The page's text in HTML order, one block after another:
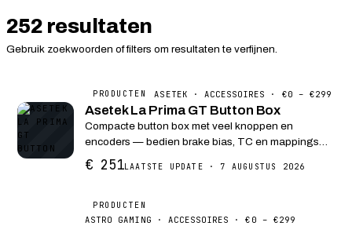
252 resultaten
Gebruik zoekwoorden of filters om resultaten te verfijnen.
PRODUCTEN ASETEK · ACCESSOIRES · €0 – €299
Asetek La Prima GT Button Box
Compacte button box met veel knoppen en
encoders — bedien brake bias, TC en mappings
zonder menu’s.
€ 251LAATSTE UPDATE · 7 AUGUSTUS 2026
PRODUCTEN
ASTRO GAMING · ACCESSOIRES · €0 – €299